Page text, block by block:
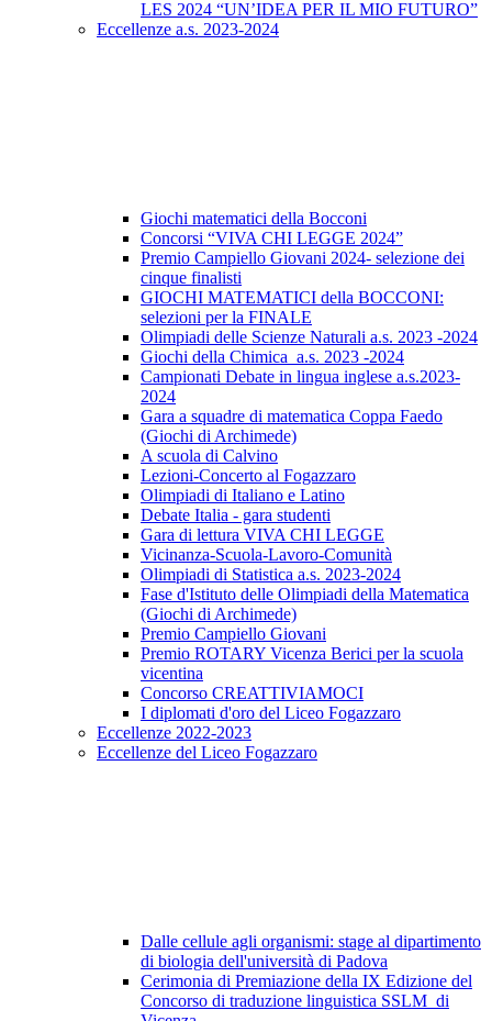
LES 2024 “UN’IDEA PER IL MIO FUTURO”
Eccellenze a.s. 2023-2024
Giochi matematici della Bocconi
Concorsi “VIVA CHI LEGGE 2024”
Premio Campiello Giovani 2024- selezione dei
cinque finalisti
GIOCHI MATEMATICI della BOCCONI:
selezioni per la FINALE
Olimpiadi delle Scienze Naturali a.s. 2023 -2024
Giochi della Chimica a.s. 2023 -2024
Campionati Debate in lingua inglese a.s.2023-
2024
Gara a squadre di matematica Coppa Faedo
(Giochi di Archimede)
A scuola di Calvino
Lezioni-Concerto al Fogazzaro
Olimpiadi di Italiano e Latino
Debate Italia - gara studenti
Gara di lettura VIVA CHI LEGGE
Vicinanza-Scuola-Lavoro-Comunità
Olimpiadi di Statistica a.s. 2023-2024
Fase d'Istituto delle Olimpiadi della Matematica
(Giochi di Archimede)
Premio Campiello Giovani
Premio ROTARY Vicenza Berici per la scuola
vicentina
Concorso CREATTIVIAMOCI
I diplomati d'oro del Liceo Fogazzaro
Eccellenze 2022-2023
Eccellenze del Liceo Fogazzaro
Dalle cellule agli organismi: stage al dipartimento
di biologia dell'università di Padova
Cerimonia di Premiazione della IX Edizione del
Concorso di traduzione linguistica SSLM di